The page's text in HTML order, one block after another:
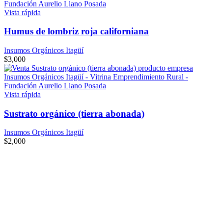
Vista rápida
Humus de lombriz roja californiana
Insumos Orgánicos Itagüí
$3,000
Vista rápida
Sustrato orgánico (tierra abonada)
Insumos Orgánicos Itagüí
$2,000